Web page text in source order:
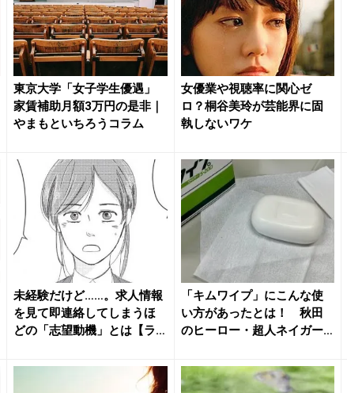
東京大学「女子学生優遇」
家賃補助月額3万円の是非｜
やまもといちろうコラム
女優業や視聴率に関心ゼ
ロ？桐谷美玲が芸能界に固
執しないワケ
未経験だけど……。求人情報
を見て即連絡してしまうほ
どの「志望動機」とは【ラ
「キムワイプ」にこんな使
い方があったとは！ 秋田
のヒーロー・超人ネイガー